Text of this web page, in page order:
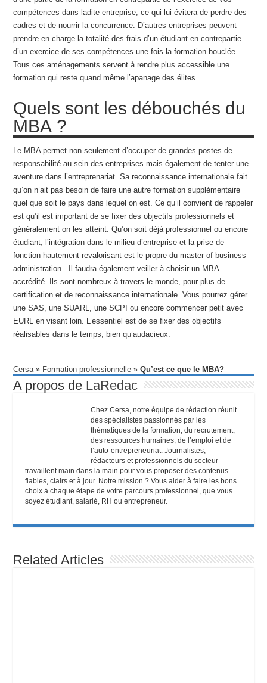
compétences dans ladite entreprise, ce qui lui évitera de perdre des
cadres et de nourrir la concurrence. D’autres entreprises peuvent
prendre en charge la totalité des frais d’un étudiant en contrepartie
d’un exercice de ses compétences une fois la formation bouclée.
Tous ces aménagements servent à rendre plus accessible une
formation qui reste quand même l’apanage des élites.
Quels sont les débouchés du
MBA ?
Le MBA permet non seulement d’occuper de grandes postes de
responsabilité au sein des entreprises mais également de tenter une
aventure dans l’entreprenariat. Sa reconnaissance internationale fait
qu’on n’ait pas besoin de faire une autre formation supplémentaire
quel que soit le pays dans lequel on est. Ce qu’il convient de rappeler
est qu’il est important de se fixer des objectifs professionnels et
généralement on les atteint. Qu’on soit déjà professionnel ou encore
étudiant, l’intégration dans le milieu d’entreprise et la prise de
fonction hautement revalorisant est le propre du master of business
administration. Il faudra également veiller à choisir un MBA
accrédité. Ils sont nombreux à travers le monde, pour plus de
certification et de reconnaissance internationale. Vous pourrez gérer
une SAS, une SUARL, une SCPI ou encore commencer petit avec
EURL en visant loin. L’essentiel est de se fixer des objectifs
réalisables dans le temps, bien qu’audacieux.
Cersa» Formation professionnelle »Qu’est ce que le MBA?
A propos de LaRedac
Chez Cersa, notre équipe de rédaction réunit
des spécialistes passionnés par les
thématiques de la formation, du recrutement,
des ressources humaines, de l’emploi et de
l’auto-entrepreneuriat. Journalistes,
rédacteurs et professionnels du secteur
travaillent main dans la main pour vous proposer des contenus
fiables, clairs et à jour. Notre mission ? Vous aider à faire les bons
choix à chaque étape de votre parcours professionnel, que vous
soyez étudiant, salarié, RH ou entrepreneur.
Related Articles